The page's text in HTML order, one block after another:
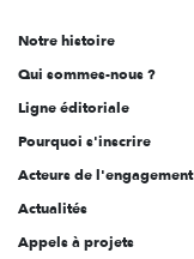
l'engagement
Notre histoire
Qui sommes-nous ?
Ligne éditoriale
Pourquoi s'inscrire
Acteurs de l'engagement
Actualités
Appels à projets